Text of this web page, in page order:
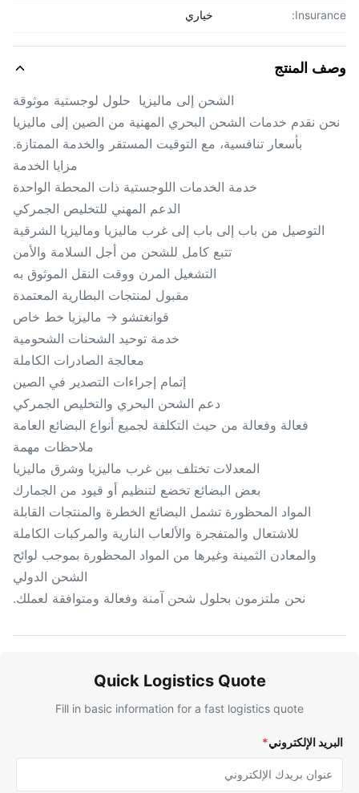
خياري
المنتج
الشحن إلى ماليزيا ‬ حلول لوجستية موثوقة
نقدم خدمات الشحن البحري المهنية من الصين إلى ماليزيا
بأسعار تنافسية، مع التوقيت المستقر والخدمة الممتازة.
مزايا الخدمة
خدمة الخدمات اللوجستية ذات المحطة الواحدة
الدعم المهني للتخليص الجمركي
التوصيل من باب إلى باب إلى غرب ماليزيا وماليزيا الشرقية
تتبع كامل للشحن من أجل السلامة والأمن
التشغيل المرن ووقت النقل الموثوق به
مقبول لمنتجات البطارية المعتمدة
قوانغتشو → ماليزيا خط خاص
خدمة توحيد الشحنات الشحومية
معالجة الصادرات الكاملة
إتمام إجراءات التصدير في الصين
دعم الشحن البحري والتخليص الجمركي
فعالة وفعالة من حيث التكلفة لجميع أنواع البضائع العامة
ملاحظات مهمة
المعدلات تختلف بين غرب ماليزيا وشرق ماليزيا
بعض البضائع تخضع لتنظيم أو قيود من الجمارك
المواد المحظورة تشمل البضائع الخطرة والمنتجات القابلة
للاشتعال والمتفجرة والألعاب النارية والمركبات الكاملة
والمعادن الثمينة وغيرها من المواد المحظورة بموجب لوائح
الشحن الدولي
نحن ملتزمون بحلول شحن آمنة وفعالة ومتوافقة لعملك.
Quick Logistics Quote
Fill in basic information for a fast logistics quote
الإلكتروني*